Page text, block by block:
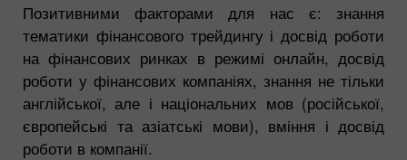
Позитивними факторами для нас є: знання
тематики фінансового трейдингу і досвід роботи
на фінансових ринках в режимі онлайн, досвід
роботи у фінансових компаніях, знання не тільки
англійської, але і національних мов (російської,
європейські та азіатські мови), вміння і досвід
роботи в компанії.